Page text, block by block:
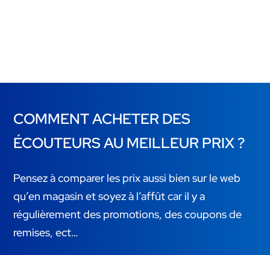
COMMENT ACHETER DES
ÉCOUTEURS AU MEILLEUR PRIX ?
Pensez à comparer les prix aussi bien sur le web
qu’en magasin et soyez à l’affût car il y a
régulièrement des promotions, des coupons de
remises, ect…